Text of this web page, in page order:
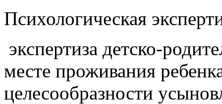
Психологическая
экспертиза детско-
месте проживания
целесообразности